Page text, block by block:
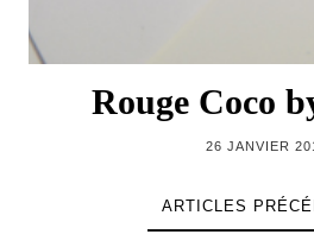
Rouge Coco
26 JANVIER
ARTICLES